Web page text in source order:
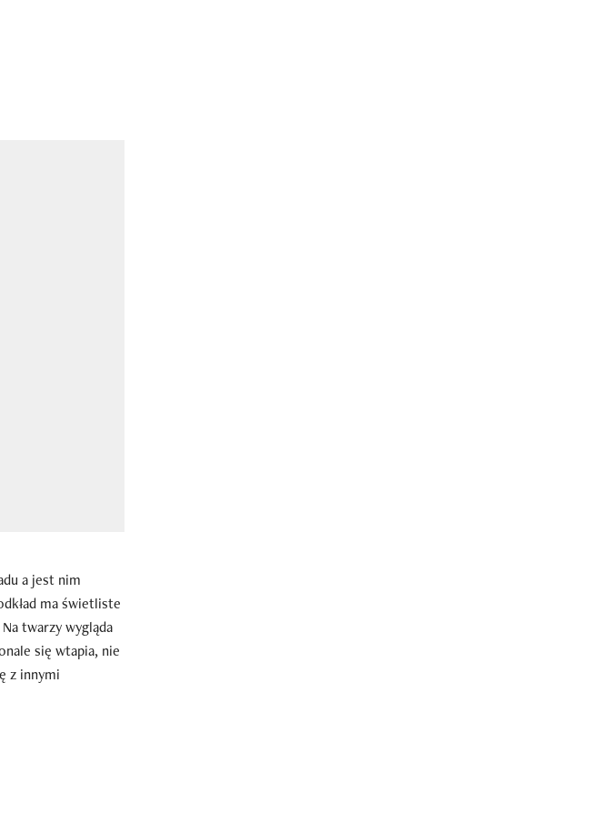
a jest nim
ma świetliste
twarzy wygląda
się wtapia, nie
z innymi